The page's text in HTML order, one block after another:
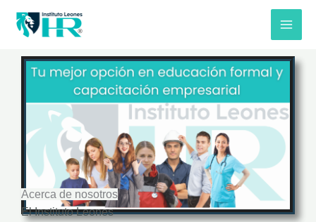
Acerca de nosotros
El Instituto Leones